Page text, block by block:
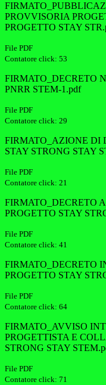
PROVVISORIA
PROGETTO STAY
File PDF
Contatore click: 53
FIRMATO_DECRETO
PNRR STEM-1.pdf
File PDF
Contatore click: 29
FIRMATO_AZIONE DI
STAY STRONG STAY
File PDF
Contatore click: 21
FIRMATO_DECRETO
PROGETTO STAY
File PDF
Contatore click: 41
FIRMATO_DECRETO
PROGETTO STAY
File PDF
Contatore click: 64
FIRMATO_AVVISO
PROGETTISTA E
STRONG STAY
File PDF
Contatore click: 71